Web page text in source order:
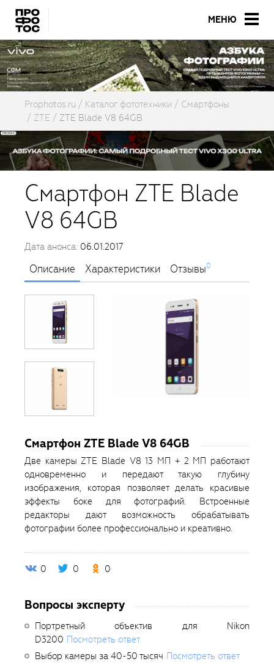
МЕНЮ
Prophotos.ru Каталог фототехники
Смартфоны
ZTE
ZTE Blade V8 64GB
Смартфон ZTE Blade
V8 64GB
Дата анонса: 06.01.2017
Описание Характеристики Отзывы0
Смартфон ZTE Blade V8 64GB
Две камеры ZTE Blade V8 13 МП + 2 МП работают
одновременно и передают такую глубину
изображения, которая позволяет делать красивые
эффекты боке для фотографий. Встроенные
редакторы дают возможность обрабатывать
фотографии более профессионально и креативно.
0 0 0
Вопросы эксперту
Портретный объектив для Nikon
D3200 Посмотреть ответ
Выбор камеры за 40-50 тысяч Посмотреть ответ